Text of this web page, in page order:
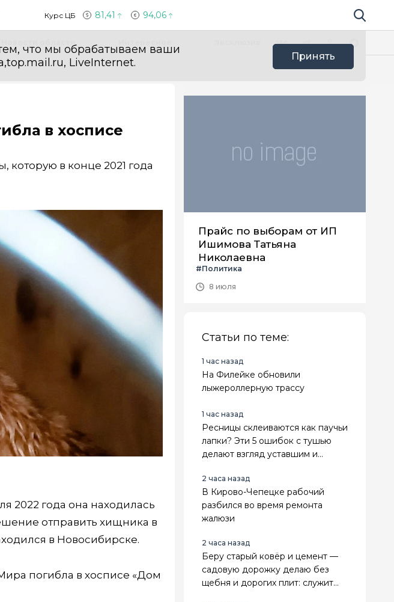
Курс ЦБ 81,41 94,06 Поиск по
что мы обрабатываем ваши
LiveInternet.
Принять
в хосписе
в конце 2021 года
2022 года она находилась
отправить хищника в
в Новосибирске.
погибла в хосписе «Дом
Прайс по выборам от ИП
Ишимова Татьяна
Николаевна
#Политика
8 июля
Статьи по теме:
1 час назад
На Филейке обновили
лыжероллерную трассу
1 час назад
Ресницы склеиваются как паучьи
лапки? Эти 5 ошибок с тушью
делают взгляд уставшим и
2 часа назад
В Кирово-Чепецке рабочий
разбился во время ремонта
жалюзи
2 часа назад
Беру старый ковёр и цемент —
садовую дорожку делаю без
щебня и дорогих плит: служит